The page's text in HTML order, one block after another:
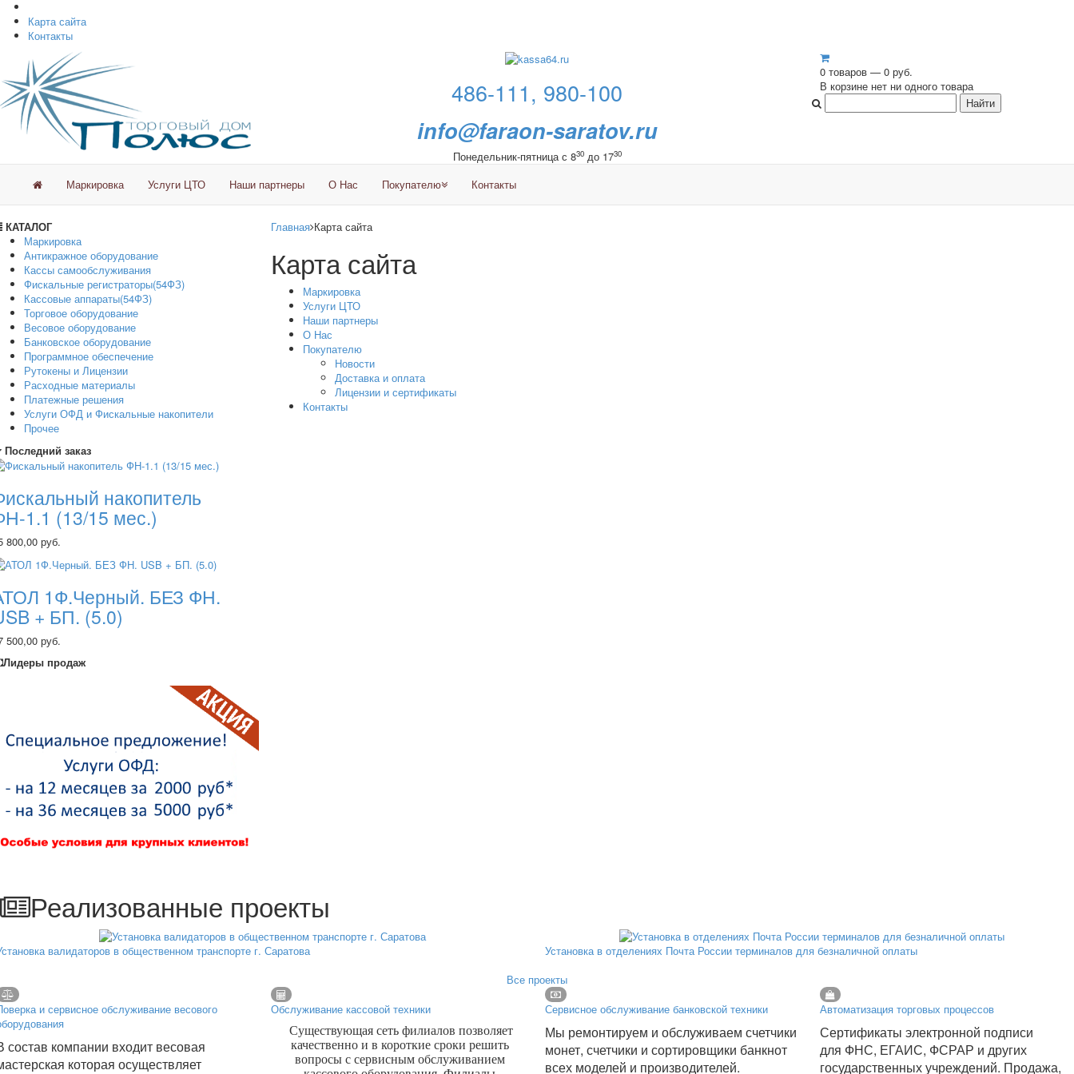
Карта сайта
Контакты
486-111, 980-100
info@faraon-saratov.ru
Понедельник-пятница с 830до 1730
0 товаров — 0 руб.
В корзине нет ни одного товара
Маркировка Услуги ЦТО Наши партнеры О Нас Покупателю Контакты
КАТАЛОГ
Маркировка
Антикражное оборудование
Кассы самообслуживания
Фискальные регистраторы(54ФЗ)
Кассовые аппараты(54ФЗ)
Торговое оборудование
Весовое оборудование
Банковское оборудование
Программное обеспечение
Рутокены и Лицензии
Расходные материалы
Платежные решения
Услуги ОФД и Фискальные накопители
Прочее
Последний заказ
накопитель
1.1 (13/15 мес.)
800,00 руб.
1Ф.Черный. БЕЗ ФН.
+ БП. (5.0)
500,00 руб.
Лидеры продаж
Главная Карта сайта
Карта сайта
Маркировка
Услуги ЦТО
Наши партнеры
О Нас
Покупателю
Новости
Доставка и оплата
Лицензии и сертификаты
Контакты
Реализованные проекты
валидаторов в общественном транспорте г. Саратова
Установка в отделениях Почта России терминалов для безналичной оплаты
Все проекты
и сервисное обслуживание весового
состав компании входит весовая
которая осуществляет
Обслуживание кассовой техники
Существующая сеть филиалов позволяет
качественно и в короткие сроки решить
вопросы с сервисным обслуживанием
Сервисное обслуживание банковской техники
Мы ремонтируем и обслуживаем счетчики
монет, счетчики и сортировщики банкнот
всех моделей и производителей.
Автоматизация торговых процессов
Сертификаты электронной подписи
для ФНС, ЕГАИС, ФСРАР и других
государственных учреждений. Продажа,